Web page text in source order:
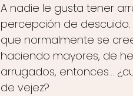
A nadie le gusta tener
percepción de descuido.
que normalmente se
haciendo mayores, de
arrugados, entonces…
de vejez?